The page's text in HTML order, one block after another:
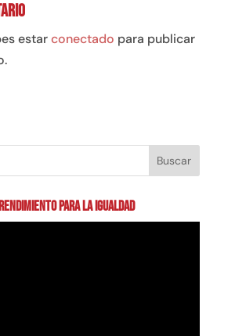
estarconectado para publicar
PARA LA IGUALDAD